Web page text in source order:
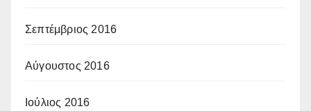
Σεπτέμβριος 2016
Αύγουστος 2016
Ιούλιος 2016